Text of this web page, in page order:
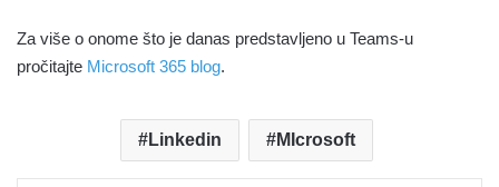
Za više o onome što je danas predstavljeno u Teams-u
pročitajte Microsoft 365 blog.
Linkedin MIcrosoft